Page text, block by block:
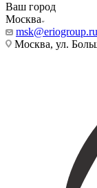
Ваш город
Москва
msk@eriogroup.ru
Москва, ул.